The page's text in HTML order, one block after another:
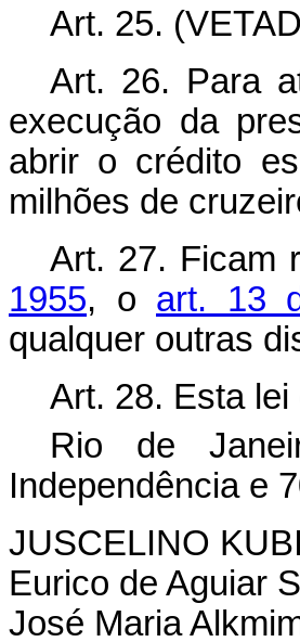
Art. 25.
Art. 26. Para
execução da
abrir o crédito
milhões de
Art. 27. Ficam
1955, o art. 13
qualquer outras
Art. 28. Esta
Rio de
Independência e
JUSCELINO
Eurico de Aguiar
José Maria